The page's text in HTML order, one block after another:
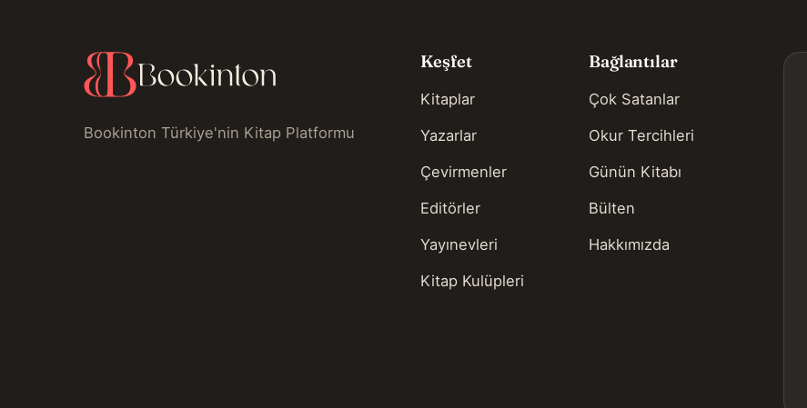
Bookinton Türkiye'nin Kitap Platformu
Keşfet
Kitaplar
Yazarlar
Çevirmenler
Editörler
Yayınevleri
Kitap Kulüpleri
Bağlantılar
Çok Satanlar
Okur Tercihleri
Günün Kitabı
Bülten
Hakkımızda